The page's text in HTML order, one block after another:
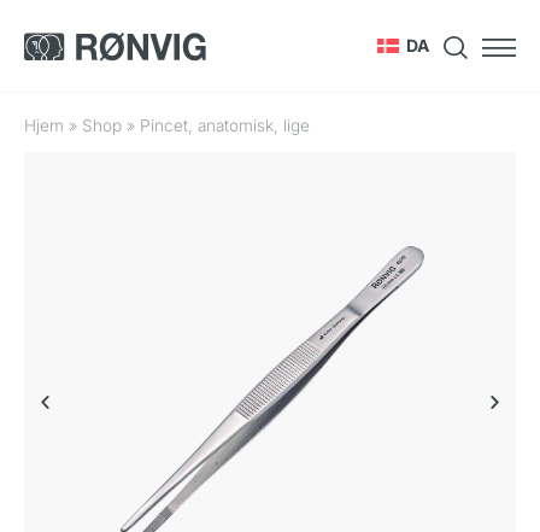
DA
Hjem » Shop » Pincet, anatomisk, lige